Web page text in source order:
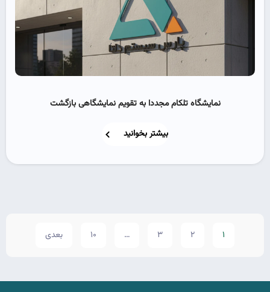
نمایشگاه تلکام مجددا به تقویم نمایشگاهی بازگشت
بیشتر بخوانید
1
2
3
…
10 بعدی